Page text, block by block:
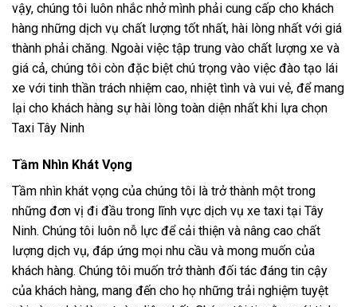
vậy, chúng tôi luôn nhắc nhở mình phải cung cấp cho khách
hàng những dịch vụ chất lượng tốt nhất, hài lòng nhất với giá
thành phải chăng. Ngoài việc tập trung vào chất lượng xe và
giá cả, chúng tôi còn đặc biệt chú trọng vào việc đào tạo lái
xe với tinh thần trách nhiệm cao, nhiệt tình và vui vẻ, để mang
lại cho khách hàng sự hài lòng toàn diện nhất khi lựa chọn
Taxi Tây Ninh
Tầm Nhìn Khát Vọng
Tầm nhìn khát vọng của chúng tôi là trở thành một trong
những đơn vị đi đầu trong lĩnh vực dịch vụ xe taxi tại Tây
Ninh. Chúng tôi luôn nỗ lực để cải thiện và nâng cao chất
lượng dịch vụ, đáp ứng mọi nhu cầu và mong muốn của
khách hàng. Chúng tôi muốn trở thành đối tác đáng tin cậy
của khách hàng, mang đến cho họ những trải nghiệm tuyệt